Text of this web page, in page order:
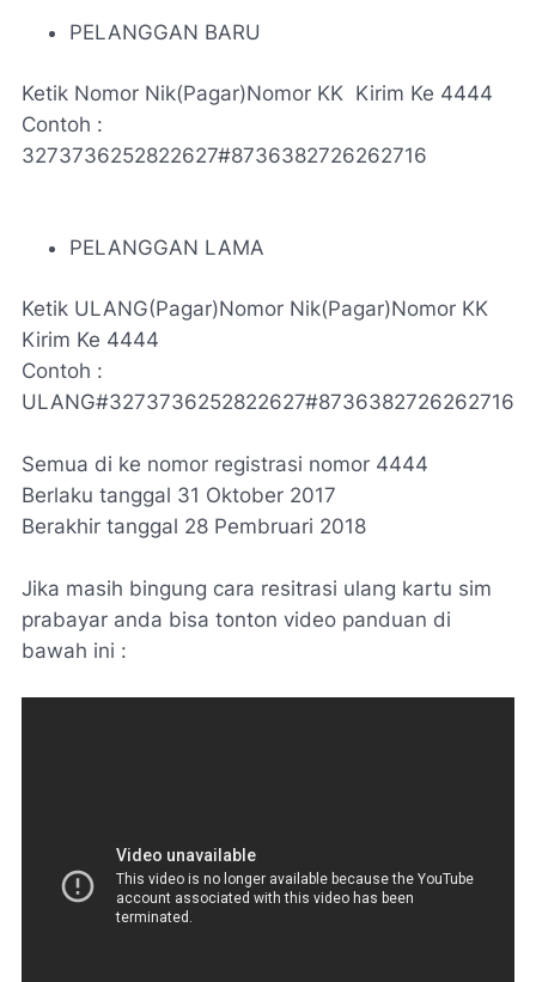
PELANGGAN BARU
Ketik Nomor Nik(Pagar)Nomor KK Kirim Ke 4444
Contoh :
3273736252822627#8736382726262716
PELANGGAN LAMA
Ketik ULANG(Pagar)Nomor Nik(Pagar)Nomor KK
Kirim Ke 4444
Contoh :
ULANG#3273736252822627#8736382726262716
Semua di ke nomor registrasi nomor 4444
Berlaku tanggal 31 Oktober 2017
Berakhir tanggal 28 Pembruari 2018
Jika masih bingung cara resitrasi ulang kartu sim
prabayar anda bisa tonton video panduan di
bawah ini :